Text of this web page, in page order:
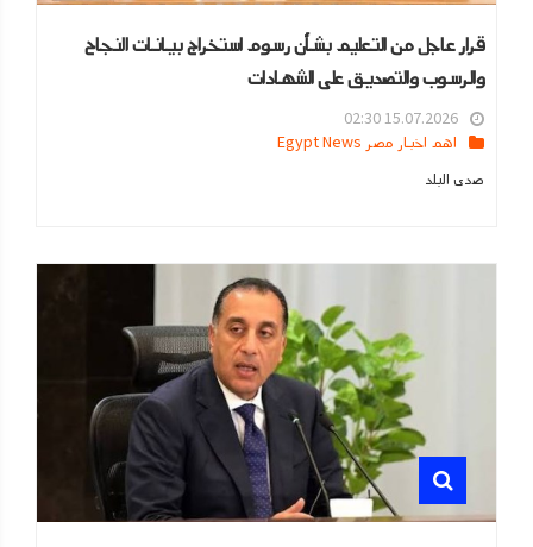
قرار عاجل من التعليم بشأن رسوم استخراج بيانات النجاح
والرسوب والتصديق على الشهادات
15.07.2026 02:30
اهم اخبار مصر Egypt News
صدى البلد